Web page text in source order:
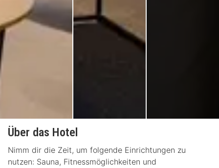
Über das Hotel
Nimm dir die Zeit, um folgende Einrichtungen zu
nutzen: Sauna, Fitnessmöglichkeiten und